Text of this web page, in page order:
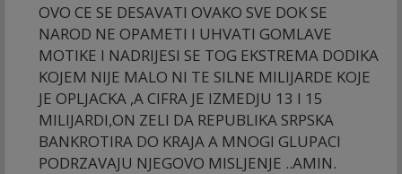
OVO CE SE DESAVATI OVAKO SVE DOK SE
NAROD NE OPAMETI I UHVATI GOMLAVE
MOTIKE I NADRIJESI SE TOG EKSTREMA DODIKA
KOJEM NIJE MALO NI TE SILNE MILIJARDE KOJE
JE OPLJACKA ,A CIFRA JE IZMEDJU 13 I 15
MILIJARDI,ON ZELI DA REPUBLIKA SRPSKA
BANKROTIRA DO KRAJA A MNOGI GLUPACI
PODRZAVAJU NJEGOVO MISLJENJE ..AMIN.